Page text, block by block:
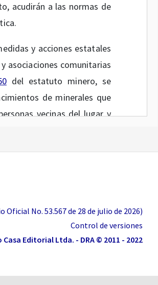
acudirán a las normas de
y acciones estatales
asociaciones comunitarias
del estatuto minero, se
de minerales que
vecinas del lugar y
a solicitar del particular
efectiva ejecución.
de fondo hasta el
No. 53.567 de 28 de julio de 2026)
Control de versiones
Editorial Ltda. - DRA © 2011 - 2022